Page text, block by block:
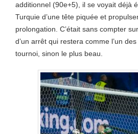
additionnel (90e+5), il se voyait déjà
Turquie d’une tête piquée et
prolongation. C’était sans compter
d’un arrêt qui restera comme l’un
tournoi, sinon le plus beau.